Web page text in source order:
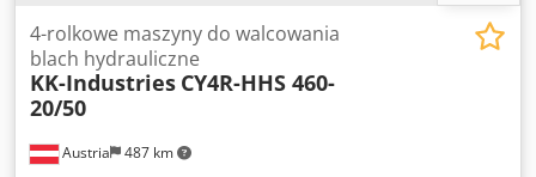
Austria 487 km
4-rolkowe maszyny do walcowania
blach hydrauliczne
KK-Industries CY4R-HHS 460-
20/50